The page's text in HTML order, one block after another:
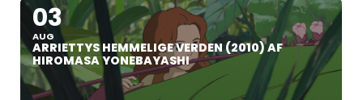
03
AUG
ARRIETTYS HEMMELIGE VERDEN (2010) AF
HIROMASA YONEBAYASHI